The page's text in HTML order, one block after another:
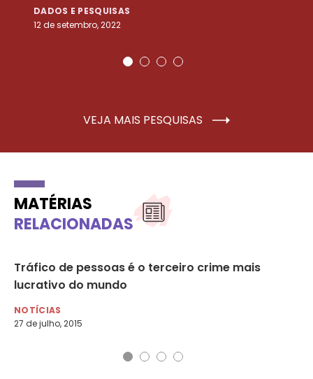
DADOS E PESQUISAS
12 de setembro, 2022
VEJA MAIS PESQUISAS
MATÉRIAS
RELACIONADAS
Tráfico de pessoas é o terceiro crime mais
lucrativo do mundo
NOTÍCIAS
27 de julho, 2015